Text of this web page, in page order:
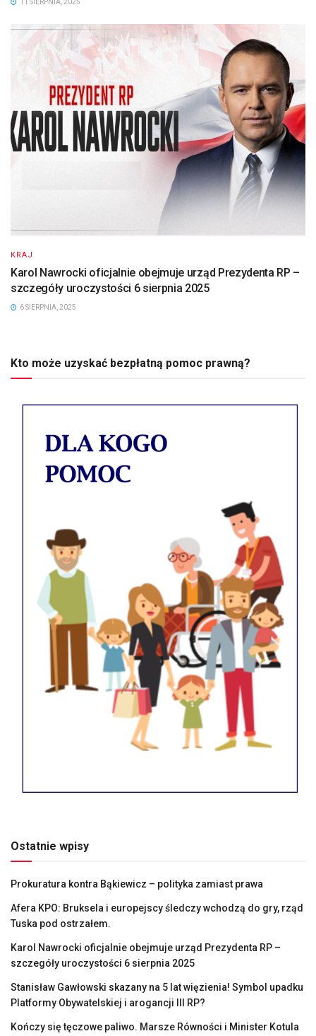
11 SIERPNIA, 2025
KRAJ
Karol Nawrocki oficjalnie obejmuje urząd Prezydenta RP –
szczegóły uroczystości 6 sierpnia 2025
6 SIERPNIA, 2025
Kto może uzyskać bezpłatną pomoc prawną?
Ostatnie wpisy
Prokuratura kontra Bąkiewicz – polityka zamiast prawa
Afera KPO: Bruksela i europejscy śledczy wchodzą do gry, rząd
Tuska pod ostrzałem.
Karol Nawrocki oficjalnie obejmuje urząd Prezydenta RP –
szczegóły uroczystości 6 sierpnia 2025
Stanisław Gawłowski skazany na 5 lat więzienia! Symbol upadku
Platformy Obywatelskiej i arogancji III RP?
Kończy się tęczowe paliwo. Marsze Równości i Minister Kotula